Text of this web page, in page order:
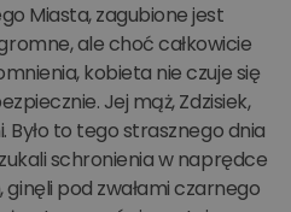
Miasta, zagubione jest
ale choć całkowicie
kobieta nie czuje się
Jej mąż, Zdzisiek,
Było to tego strasznego dnia
schronienia w naprędce
pod zwałami czarnego